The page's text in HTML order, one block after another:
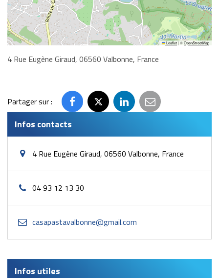
Leaflet|©OpenStreetMap
4 Rue Eugène Giraud, 06560 Valbonne, France
Partager sur :
Partager
Facebook
Partager
Twitter
Partager
LinkedIn
Partager
email
Infos contacts
4 Rue Eugène Giraud, 06560 Valbonne, France
04 93 12 13 30
casapastavalbonne@gmail.com
Infos utiles